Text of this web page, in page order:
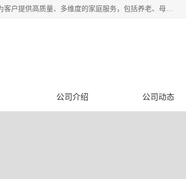
深圳市柏林家政有限公司是一家服务于深圳市民的专业家政公司。致力于为客户提供高质量、多维度的家庭服务，包括养老、母婴、月嫂育婴早教、康复理疗、家电清洗和保洁等方面的专业服务。
公司介绍 公司动态